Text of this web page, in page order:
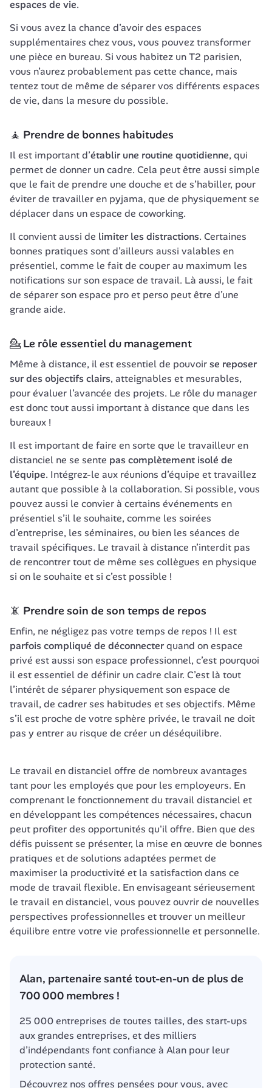
espaces de vie.
Si vous avez la chance d’avoir des espaces
supplémentaires chez vous, vous pouvez transformer
une pièce en bureau. Si vous habitez un T2 parisien,
vous n’aurez probablement pas cette chance, mais
tentez tout de même de séparer vos différents espaces
de vie, dans la mesure du possible.
🧘 Prendre de bonnes habitudes
Il est important d’établir une routine quotidienne, qui
permet de donner un cadre. Cela peut être aussi simple
que le fait de prendre une douche et de s’habiller, pour
éviter de travailler en pyjama, que de physiquement se
déplacer dans un espace de coworking.
Il convient aussi de limiter les distractions. Certaines
bonnes pratiques sont d’ailleurs aussi valables en
présentiel, comme le fait de couper au maximum les
notifications sur son espace de travail. Là aussi, le fait
de séparer son espace pro et perso peut être d’une
grande aide.
💁 Le rôle essentiel du management
Même à distance, il est essentiel de pouvoir se reposer
sur des objectifs clairs, atteignables et mesurables,
pour évaluer l’avancée des projets. Le rôle du manager
est donc tout aussi important à distance que dans les
bureaux !
Il est important de faire en sorte que le travailleur en
distanciel ne se sente pas complètement isolé de
l’équipe. Intégrez-le aux réunions d’équipe et travaillez
autant que possible à la collaboration. Si possible, vous
pouvez aussi le convier à certains événements en
présentiel s’il le souhaite, comme les soirées
d’entreprise, les séminaires, ou bien les séances de
travail spécifiques. Le travail à distance n’interdit pas
de rencontrer tout de même ses collègues en physique
si on le souhaite et si c’est possible !
📵 Prendre soin de son temps de repos
parfois compliqué de déconnecter quand on espace
privé est aussi son espace professionnel, c’est pourquoi
il est essentiel de définir un cadre clair. C’est là tout
l’intérêt de séparer physiquement son espace de
travail, de cadrer ses habitudes et ses objectifs. Même
s’il est proche de votre sphère privée, le travail ne doit
pas y entrer au risque de créer un déséquilibre.
Le travail en distanciel offre de nombreux avantages
tant pour les employés que pour les employeurs. En
comprenant le fonctionnement du travail distanciel et
en développant les compétences nécessaires, chacun
peut profiter des opportunités qu'il offre. Bien que des
défis puissent se présenter, la mise en œuvre de bonnes
pratiques et de solutions adaptées permet de
maximiser la productivité et la satisfaction dans ce
mode de travail flexible. En envisageant sérieusement
le travail en distanciel, vous pouvez ouvrir de nouvelles
perspectives professionnelles et trouver un meilleur
équilibre entre votre vie professionnelle et personnelle.
Alan, partenaire santé tout-en-un de plus de
700 000 membres !
25 000 entreprises de toutes tailles, des start-ups
aux grandes entreprises, et des milliers
d’indépendants font confiance à Alan pour leur
protection santé.
Découvrez nos offres pensées pour vous, avec